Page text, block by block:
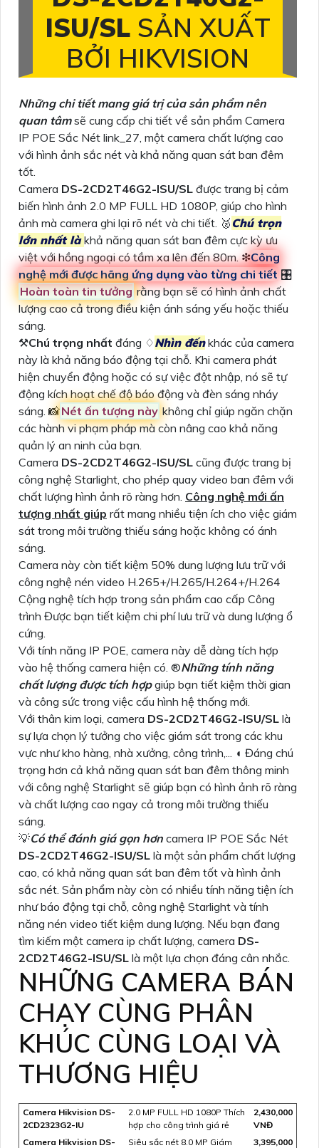
ISU/SL SẢN XUẤT
BỞI HIKVISION
Những chi tiết mang giá trị của sản phẩm nên
quan tâmsẽ cung cấp chi tiết về sản phẩm Camera
IP POE Sắc Nét link_27, một camera chất lượng cao
với hình ảnh sắc nét và khả năng quan sát ban đêm
tốt.
Camera DS-2CD2T46G2-ISU/SL được trang bị cảm
biến hình ảnh 2.0 MP FULL HD 1080P, giúp cho hình
ảnh mà camera ghi lại rõ nét và chi tiết. ️🥈 Chú trọn
lớn nhất làkhả năng quan sát ban đêm cực kỳ ưu
việt với hồng ngoại có tầm xa lên đến 80m. ❇Công
nghệ mới được hãng ứng dụng vào từng chi tiết 🎛
Hoàn toàn tin tưởngrằng bạn sẽ có hình ảnh chất
lượng cao cả trong điều kiện ánh sáng yếu hoặc thiếu
sáng.
⚒Chú trọng nhất đáng ♢Nhìn đếnkhác của camera
này là khả năng báo động tại chỗ. Khi camera phát
hiện chuyển động hoặc có sự việc đột nhập, nó sẽ tự
động kích hoạt chế độ báo động và đèn sáng nháy
sáng. 📸Nét ấn tượng này không chỉ giúp ngăn chặn
các hành vi phạm pháp mà còn nâng cao khả năng
quản lý an ninh của bạn.
Camera DS-2CD2T46G2-ISU/SL cũng được trang bị
công nghệ Starlight, cho phép quay video ban đêm với
chất lượng hình ảnh rõ ràng hơn. Công nghệ mới ấn
tượng nhất giúp rất mang nhiều tiện ích cho việc giám
sát trong môi trường thiếu sáng hoặc không có ánh
sáng.
Camera này còn tiết kiệm 50% dung lượng lưu trữ với
công nghệ nén video H.265+/H.265/H.264+/H.264
Cộng nghệ tích hợp trong sản phẩm cao cấp Công
trình Được bạn tiết kiệm chi phí lưu trữ và dung lượng ổ
cứng.
Với tính năng IP POE, camera này dễ dàng tích hợp
vào hệ thống camera hiện có. ®️Những tính năng
chất lượng được tích hợpgiúp bạn tiết kiệm thời gian
và công sức trong việc cấu hình hệ thống mới.
Với thân kim loại, camera DS-2CD2T46G2-ISU/SL là
sự lựa chọn lý tưởng cho việc giám sát trong các khu
vực như kho hàng, nhà xưởng, công trình,... ◖ Đáng chú
trọng hơn cả khả năng quan sát ban đêm thông minh
với công nghệ Starlight sẽ giúp bạn có hình ảnh rõ ràng
và chất lượng cao ngay cả trong môi trường thiếu
sáng.
💡Có thể đánh giá gọn hơn camera IP POE Sắc Nét
DS-2CD2T46G2-ISU/SL là một sản phẩm chất lượng
cao, có khả năng quan sát ban đêm tốt và hình ảnh
sắc nét. Sản phẩm này còn có nhiều tính năng tiện ích
như báo động tại chỗ, công nghệ Starlight và tính
năng nén video tiết kiệm dung lượng. Nếu bạn đang
tìm kiếm một camera ip chất lượng, camera DS-
2CD2T46G2-ISU/SL là một lựa chọn đáng cân nhắc.
NHỮNG CAMERA BÁN
CHẠY CÙNG PHÂN
KHÚC CÙNG LOẠI VÀ
THƯƠNG HIỆU
Camera Hikvision DS-
2CD2323G2-IU
2.0 MP FULL HD 1080P Thích
hợp cho công trình giá rẻ
2,430,000
VNĐ
Camera Hikvision DS-
Siêu sắc nét 8.0 MP Giám
3,395,000